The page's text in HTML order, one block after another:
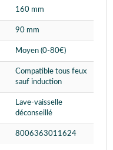
160 mm
90 mm
Moyen (0-80€)
Compatible tous feux
sauf induction
Lave-vaisselle
déconseillé
8006363011624